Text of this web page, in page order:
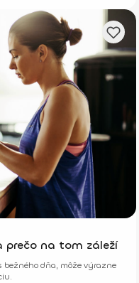
prečo na tom záleží
bežného dňa, môže výrazne